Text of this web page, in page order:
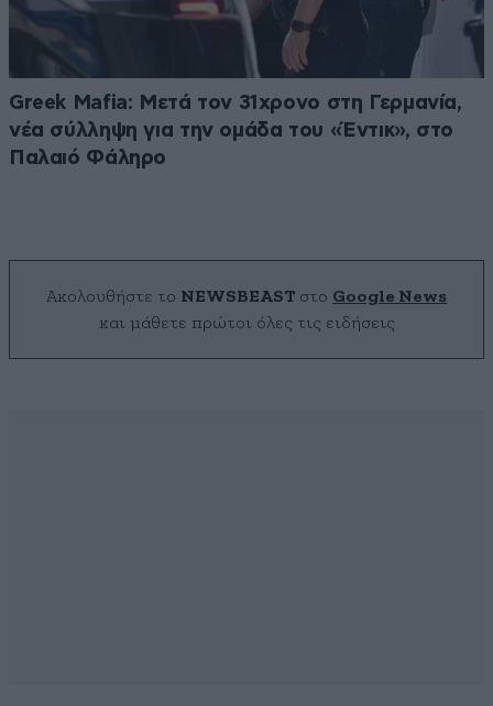
Greek Mafia: Μετά τον 31χρονο στη Γερμανία,
νέα σύλληψη για την ομάδα του «Έντικ», στο
Παλαιό Φάληρο
Ακολουθήστε το NEWSBEAST στο Google News
και μάθετε πρώτοι όλες τις ειδήσεις